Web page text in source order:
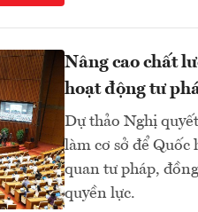
Nâng cao chất
hoạt động tư
Dự thảo Nghị
làm cơ sở để Quốc
quan tư pháp,
quyền lực.